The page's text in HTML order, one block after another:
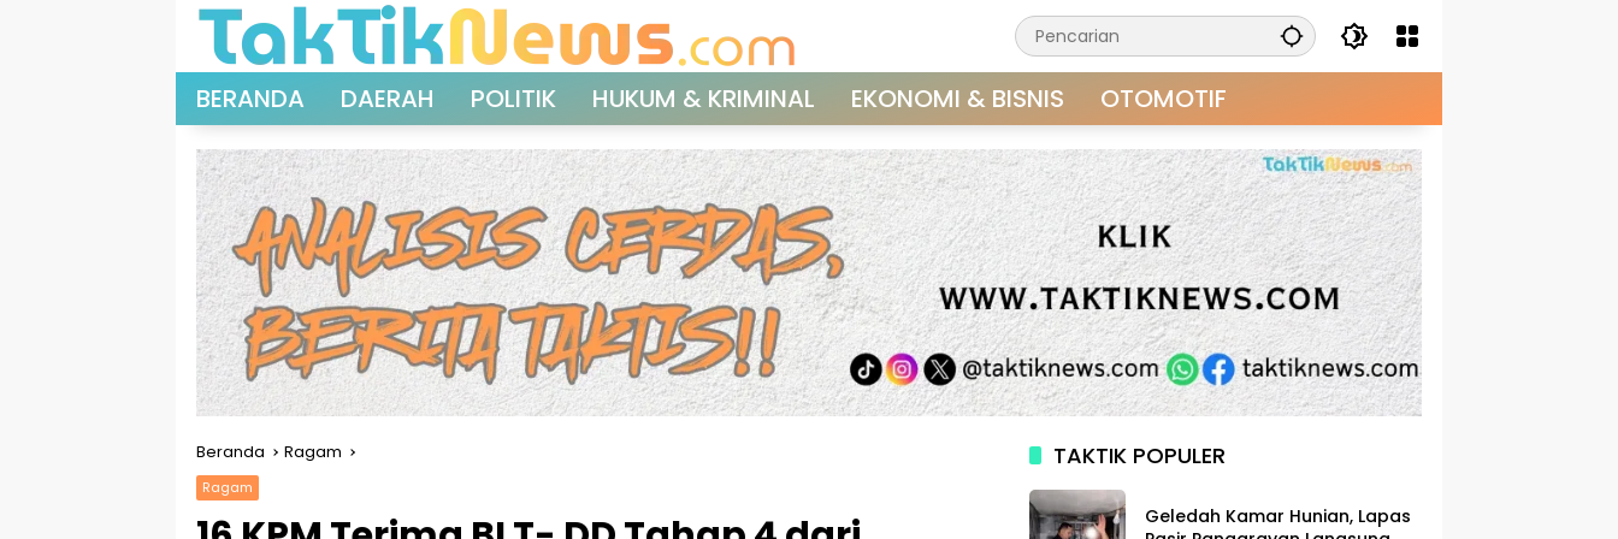
BERANDA DAERAH POLITIK HUKUM & KRIMINAL EKONOMI & BISNIS OTOMOTIF
Beranda Ragam
Ragam
TAKTIK POPULER
Geledah Kamar Hunian, Lapas